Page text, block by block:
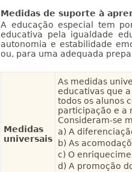
Medidas de suporte à
A educação especial tem
educativa pela igualdade
autonomia e estabilidade
ou, para uma adequada
Medidas
universais
As medidas
educativas que
todos os alunos
participação e a
Consideram-se
a) A
b) As
c) O
d) A promoção